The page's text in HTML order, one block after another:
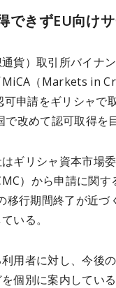
できずEU向け
貨）取引所バイナ
MiCA（Markets in
申請をギリシャで
改めて認可取得を
ギリシャ資本市場
）から申請に関す
移行期間終了が近づ
いる。
用者に対し、今後
個別に案内してい